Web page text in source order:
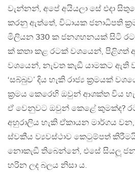
වැන්නන්, අපේ අයියලා සේ එදා
කරනු ඇත්තේ, විධායක ජනාධිපති
මිලියන 330 ක ජනගහනයක් සිටි
ක් කතා කළ රටක් වශයෙන්, පිළිගත්
වශයෙන්, නැවත කැඞී යාමකට ඇති
‘සබ්බුව’ දිය හැකි රාජ්‍ය ක‍්‍රමයක්
ක‍්‍රමය කෙරෙහි ඔවුන් ආශක්ත විය
ඒ වෙනුවට ඔවුන් කෙළේ කුමක්ද?
අහුරාලිය හැකි ඒකායන මාර්ගය
ස්වකීය ව්‍යවස්ථාව කෙටුම්පත්
නොකැඞී තිබෙන්නේ, එසේ සියලූ ජන
හරින ලද බලය නිසා ය.